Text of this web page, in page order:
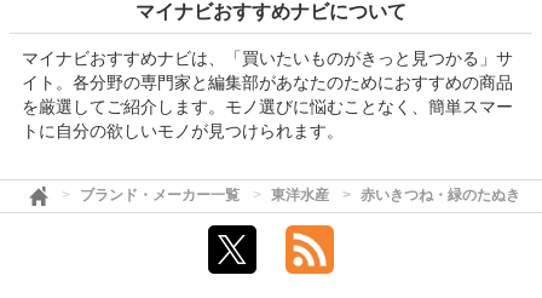
マイナビおすすめナビについて
マイナビおすすめナビは、「買いたいものがきっと見つかる」サ
イト。各分野の専門家と編集部があなたのためにおすすめの商品
を厳選してご紹介します。モノ選びに悩むことなく、簡単スマー
トに自分の欲しいモノが見つけられます。
ブランド・メーカー一覧 東洋水産 赤いきつね・緑のたぬき